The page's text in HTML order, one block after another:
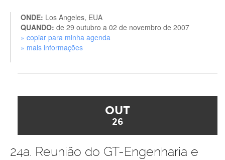
ONDE: Los Angeles, EUA
QUANDO: de 29 outubro a 02 de novembro de 2007
» copiar para minha agenda
» mais informações
OUT
26
24a. Reunião do GT-Engenharia e